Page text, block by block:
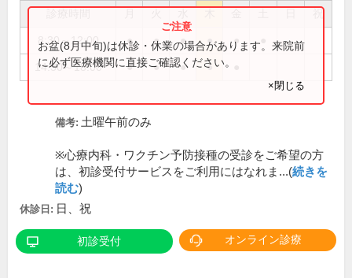
祝
8:30～12:00 ● ● ● ● ●
14:30～18:00 ● ● ● ●
お盆(8月中旬)は休診・休業の場合があります。来院前
に必ず医療機関に直接ご確認ください。
×閉じる
備考: 土曜午前のみ
※心療内科・ワクチン予防接種の受診をご希望の方
は、初診受付サービスをご利用にはなれま...(続きを
読む)
休診日: 日、祝
初診受付 オンライン診療